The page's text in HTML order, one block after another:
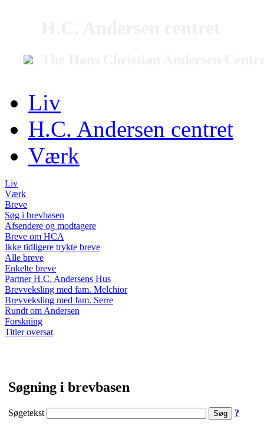
Liv
H.C. Andersen centret
Værk
Liv
Værk
Breve
Søg i brevbasen
Afsendere og modtagere
Breve om HCA
Ikke tidligere trykte breve
Alle breve
Enkelte breve
Partner H.C. Andersens Hus
Brevveksling med fam. Melchior
Brevveksling med fam. Serre
Rundt om Andersen
Forskning
Titler oversat
Søgning i brevbasen
Søgetekst ?